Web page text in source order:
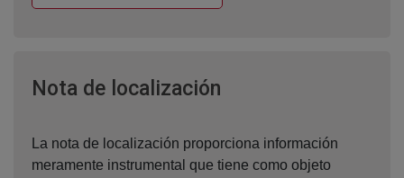
Nota de localización
La nota de localización proporciona información
meramente instrumental que tiene como objeto